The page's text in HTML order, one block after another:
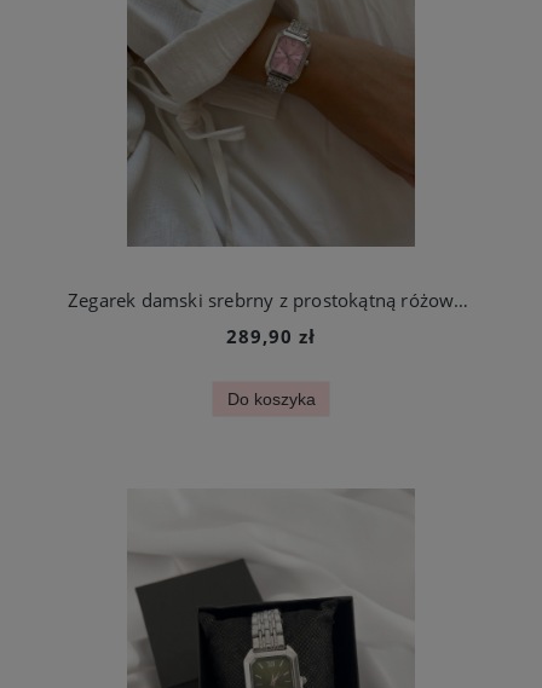
Zegarek damski srebrny z prostokątną różową tarczą stal chirurgiczna
289,90 zł
Do koszyka